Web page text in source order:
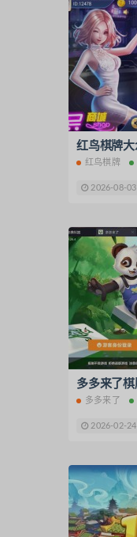
红鸟棋牌
2026-08-03
多多来了
2026-02-24